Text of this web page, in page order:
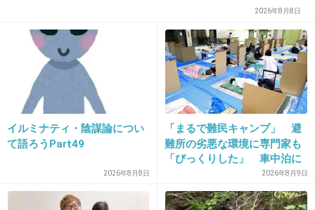
+22 -0
32. 匿名 2026/06/03(水) 09:42:35
ね。ね。書けないけどね
+3 -0
2026年8月8日
イルミナティ・陰謀論につい
て語ろうPart49
2026年8月8日
「まるで難民キャンプ」 避
難所の劣悪な環境に専門家も
「びっくりした」 車中泊に
もリスクが 「熱したフライ
パンに飛び込むようなもの」
2026年8月9日